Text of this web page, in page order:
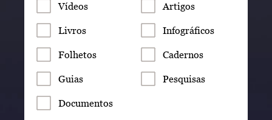
Vídeos Artigos
Livros Infográficos
Folhetos Cadernos
Guias Pesquisas
Documentos